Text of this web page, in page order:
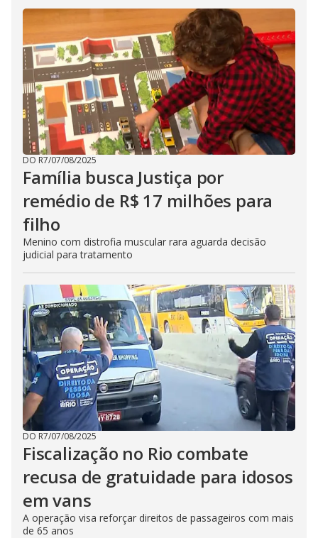
DO R7/07/08/2025
Família busca Justiça por
remédio de R$ 17 milhões para
filho
Menino com distrofia muscular rara aguarda decisão
judicial para tratamento
DO R7/07/08/2025
Fiscalização no Rio combate
recusa de gratuidade para idosos
em vans
A operação visa reforçar direitos de passageiros com mais
de 65 anos